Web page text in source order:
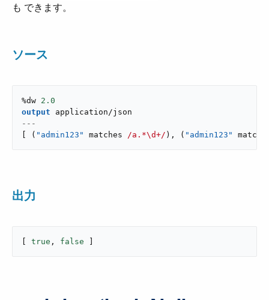
も できます。
ソース
%dw 2.0
output
application/json
---
( "admin123" matches /a.*\d+/ ) , ( "admin123"
出力
true , false